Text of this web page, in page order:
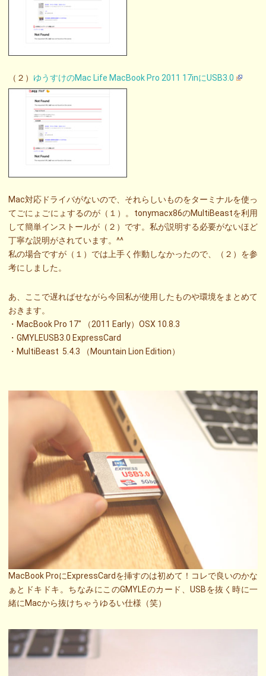
（２） ゆうすけのMac Life MacBook Pro 2011 17inにUSB3.0
Mac対応ドライバがないので、それらしいものをターミナルを使っ
てごにょごにょするのが（１）。tonymacx86のMultiBeastを利用
して簡単インストールが（２）です。私が説明する必要がないほど
丁寧な説明がされています。^^
私の場合ですが（１）では上手く作動しなかったので、（２）を参
考にしました。
あ、ここで遅ればせながら今回私が使用したものや環境をまとめて
おきます。
・MacBook Pro 17″ （2011 Early）OSX 10.8.3
・GMYLEUSB3.0 ExpressCard
・MultiBeast 5.4.3 （Mountain Lion Edition）
MacBook ProにExpressCardを挿すのは初めて！コレで良いのかな
ぁとドキドキ。ちなみにこのGMYLEのカード、USBを抜く時に一
緒にMacから抜けちゃうゆるい仕様（笑）